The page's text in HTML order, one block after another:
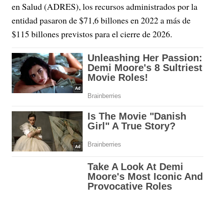
en Salud (ADRES), los recursos administrados por la
entidad pasaron de $71,6 billones en 2022 a más de
$115 billones previstos para el cierre de 2026.